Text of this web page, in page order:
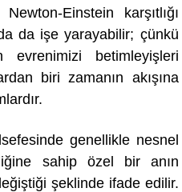
Einstein karşıtlığı
da işe yarayabilir; çünkü
evrenimizi betimleyişleri
biri zamanın akışına
genellikle nesnel
sahip özel bir anın
şeklinde ifade edilir.